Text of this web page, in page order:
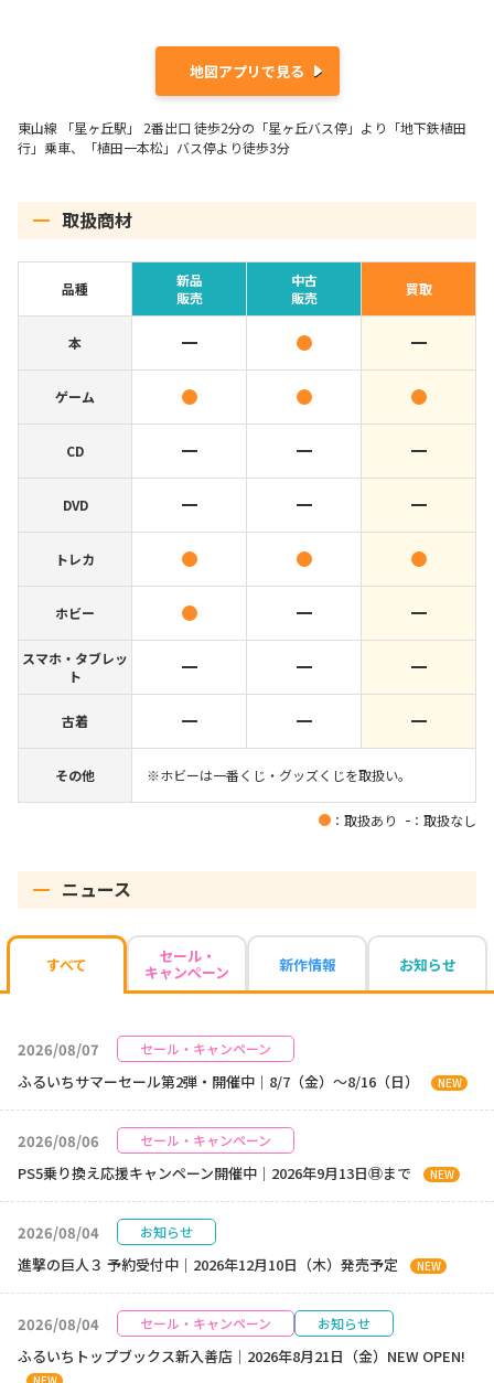
地図アプリで見る
東山線 「星ヶ丘駅」 2番出口 徒歩2分の「星ヶ丘バス停」より「地下鉄植田
行」乗車、「植田一本松」バス停より徒歩3分
取扱商材
品種
新品
販売
中古
販売
買取
本
ゲーム
CD
DVD
トレカ
ホビー
スマホ・タブレッ
ト
古着
その他 ※ホビーは一番くじ・グッズくじを取扱い。
：取扱あり ：取扱なし
ニュース
すべて セール・
キャンペーン 新作情報 お知らせ
2026/08/07 セール・キャンペーン
ふるいちサマーセール第2弾・開催中｜8/7（金）～8/16（日） NEW
2026/08/06 セール・キャンペーン
PS5乗り換え応援キャンペーン開催中｜2026年9月13日㊐まで NEW
2026/08/04 お知らせ
進撃の巨人３ 予約受付中｜2026年12月10日（木）発売予定 NEW
2026/08/04 セール・キャンペーン お知らせ
ふるいちトップブックス新入善店｜2026年8月21日（金）NEW OPEN!